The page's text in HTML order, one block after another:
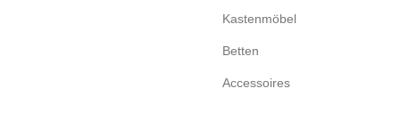
Kastenmöbel
Betten
Accessoires